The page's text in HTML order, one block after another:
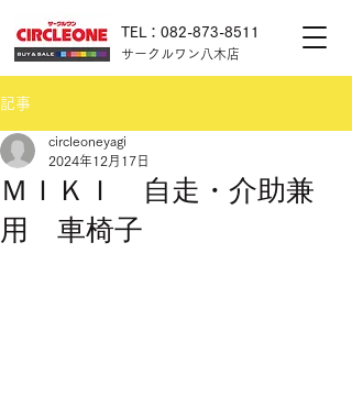
サークルワン八木店
TEL：082-873-8511
記事
ＭＩＫＩ 自走・介助兼
用 車椅子
circleoneyagi
2024年12月17日